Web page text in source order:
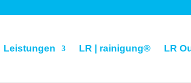
Leistungen LR | rainigung® LR